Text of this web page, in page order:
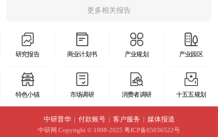
的研究方法帮助客户深入的了解体育用品行业，发
现投资价值和投资机会，规避经营风险，提高管理
业投资之前，对体育用品行业相关各种因素进行具
体调查、研究、分析，评估项目可行性、效果效益
程度，提出建设性意见建议对策等，为体育用品行
业投资决策者和主管机关审批的研究性报告。以阐
述对体育用品行业的理论认识为主要内容，重在研
呈现出"存量更新主导、系统治理深化、智慧赋能
面，以地下管网更新改造、海绵城市、雨污分流、
智慧水务为重点的城市水系统治理将成为核心投资
境建设为重点的城市人居环境提升将释放持续性需
求，以综合管廊、智慧灯杆、智能交通基础设施为
重点的城市新型基础设施将加速布局，以垃圾焚烧
发电、餐厨垃圾处理、建筑垃圾资源化利用为重点
消费分级与专业化升级共振的战略机遇。需求演进
普及，专科医疗（肿瘤、牙科、心脏科）、康复护
理及临终关怀等高端服务需求将快速增长，宠物服
级维度，连锁化、品牌化、数字化将成为行业主流
发展方向，头部企业通过并购整合提升市场集中
度，标准化服务流程与专业人才培养体系将逐步建
立；技术赋能维度，基于智能设备的远程健康监
制难度，更依赖于全链条的防伪溯源体系构建、执
企业自律与技术防护相结合的社会系统工程。 当
前，我国防伪技术行业正处于从传统物理防伪向数
字化智能防伪转型的关键阶段，技术创新与产业升
级同步加速。在技术应用层面，激光全息、温变油
主流市场份额，但面临技术门槛降低、仿制手段升
级的压力；二维码防伪、RFID射频识别、NFC近
更多相关报告
研究报告 商业计划书 产业规划 产业园区
特色小镇 市场调研 消费者调研 十五五规划
中研普华 付款账号 客户服务
媒体报道
中研网 Copyright © 1998-2025 粤ICP备05036522号